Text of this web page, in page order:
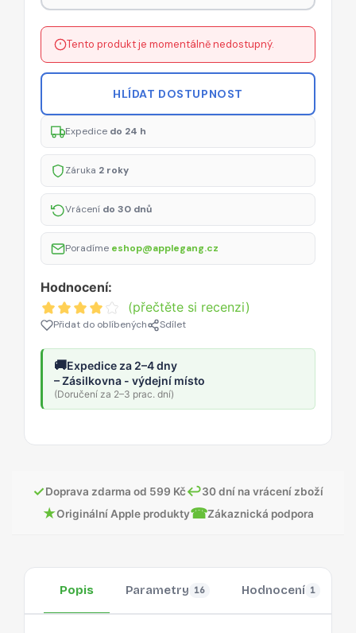
Tento produkt je momentálně nedostupný.
HLÍDAT DOSTUPNOST
Expedice do 24 h
Záruka 2 roky
Vrácení do 30 dnů
Poradíme eshop@applegang.cz
Hodnocení:
(přečtěte si recenzi)
Přidat do oblíbených Sdílet
🚚Expedice za 2–4 dny
– Zásilkovna - výdejní místo
(Doručení za 2–3 prac. dní)
✓Doprava zdarma od 599 Kč↩30 dní na vrácení zboží
★Originální Apple produkty☎Zákaznická podpora
Popis Parametry 16 Hodnocení 1